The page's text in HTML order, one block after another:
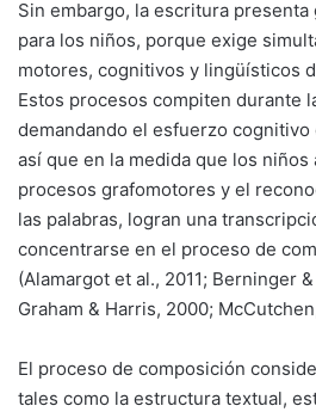
Sin embargo, la escritura
para los niños, porque exige
motores, cognitivos y lingüísticos
Estos procesos compiten durante
demandando el esfuerzo cognitivo
así que en la medida que los niños
procesos grafomotores y el
las palabras, logran una
concentrarse en el proceso de
(Alamargot et al., 2011; Berninger
Graham & Harris, 2000;
El proceso de composición
tales como la estructura textual,